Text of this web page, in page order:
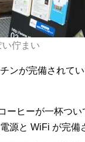
佇まい
ンが完備されて
ーヒーが一杯つ
源と WiFi が完備